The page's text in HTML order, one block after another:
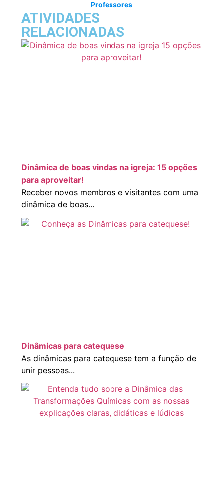
Professores
ATIVIDADES
RELACIONADAS
Dinâmica de boas vindas na igreja: 15 opções
para aproveitar!
Receber novos membros e visitantes com uma
dinâmica de boas...
Dinâmicas para catequese
As dinâmicas para catequese tem a função de
unir pessoas...